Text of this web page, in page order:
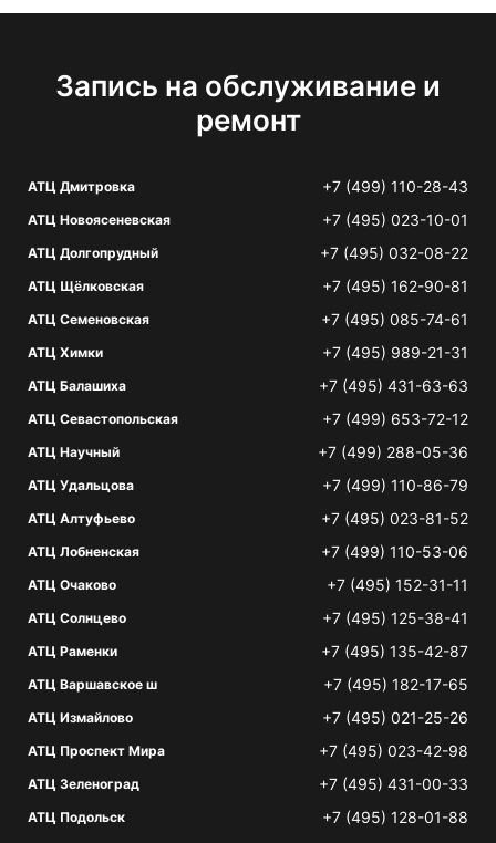
Запись на обслуживание и
ремонт
АТЦ Дмитровка +7 (499) 110-28-43
АТЦ Новоясеневская +7 (495) 023-10-01
АТЦ Долгопрудный +7 (495) 032-08-22
АТЦ Щёлковская +7 (495) 162-90-81
АТЦ Семеновская +7 (495) 085-74-61
АТЦ Химки +7 (495) 989-21-31
АТЦ Балашиха +7 (495) 431-63-63
АТЦ Севастопольская +7 (499) 653-72-12
АТЦ Научный +7 (499) 288-05-36
АТЦ Удальцова +7 (499) 110-86-79
АТЦ Алтуфьево +7 (495) 023-81-52
АТЦ Лобненская +7 (499) 110-53-06
АТЦ Очаково +7 (495) 152-31-11
АТЦ Солнцево +7 (495) 125-38-41
АТЦ Раменки +7 (495) 135-42-87
АТЦ Варшавское ш +7 (495) 182-17-65
АТЦ Измайлово +7 (495) 021-25-26
АТЦ Проспект Мира +7 (495) 023-42-98
АТЦ Зеленоград +7 (495) 431-00-33
АТЦ Подольск +7 (495) 128-01-88